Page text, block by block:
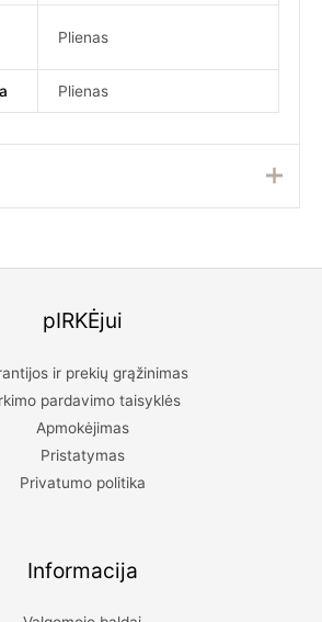
Plienas
Plienas
tik prisijungę pirkėjai, kurie yra
pIRKĖjui
ir prekių grąžinimas
pardavimo taisyklės
Apmokėjimas
Pristatymas
Privatumo politika
Informacija